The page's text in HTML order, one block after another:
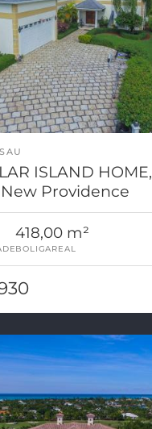
ISLAND HOME,
Providence
418,00 m²
BOLIGAREAL